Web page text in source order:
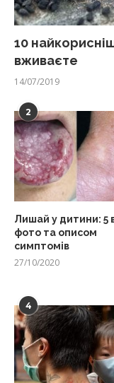
10
вживаєте
14/07/2019
2
Лишай у дитини: 5
фото та описом
симптомів
27/10/2020
4